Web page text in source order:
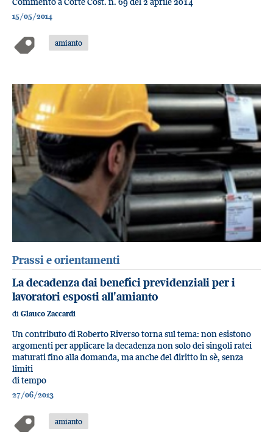
15/05/2014
amianto
Prassi e orientamenti
La decadenza dai benefici previdenziali per i
lavoratori esposti all'amianto
di Glauco Zaccardi
Un contributo di Roberto Riverso torna sul tema: non esistono
argomenti per applicare la decadenza non solo dei singoli ratei
maturati fino alla domanda, ma anche del diritto in sè, senza
limiti
di tempo
27/06/2013
amianto